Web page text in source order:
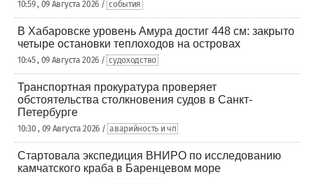
10:59 , 09 Августа 2026 / события
В Хабаровске уровень Амура достиг 448 см: закрыто
четыре остановки теплоходов на островах
10:45 , 09 Августа 2026 / судоходство
Транспортная прокуратура проверяет
обстоятельства столкновения судов в Санкт-
Петербурге
10:30 , 09 Августа 2026 / аварийность и чп
Стартовала экспедиция ВНИРО по исследованию
камчатского краба в Баренцевом море